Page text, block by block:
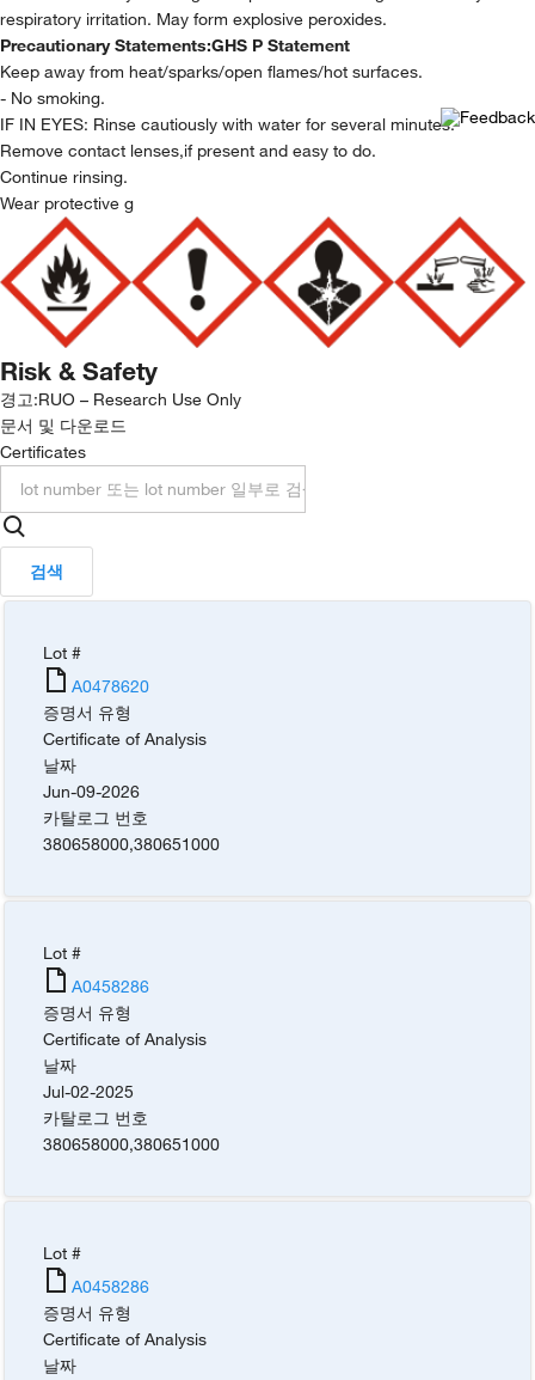
respiratory irritation. May form explosive peroxides.
Precautionary Statements:GHS P Statement
Keep away from heat/sparks/open flames/hot surfaces.
- No smoking.
IF IN EYES: Rinse cautiously with water for several minutes.
Remove contact lenses,if present and easy to do.
Continue rinsing.
Wear protective g
Risk & Safety
경고:RUO – Research Use Only
문서 및 다운로드
Certificates
검색
Lot #
A0478620
증명서 유형
Certificate of Analysis
날짜
Jun-09-2026
카탈로그 번호
380658000,380651000
Lot #
A0458286
증명서 유형
Certificate of Analysis
날짜
Jul-02-2025
카탈로그 번호
380658000,380651000
Lot #
A0458286
증명서 유형
Certificate of Analysis
날짜